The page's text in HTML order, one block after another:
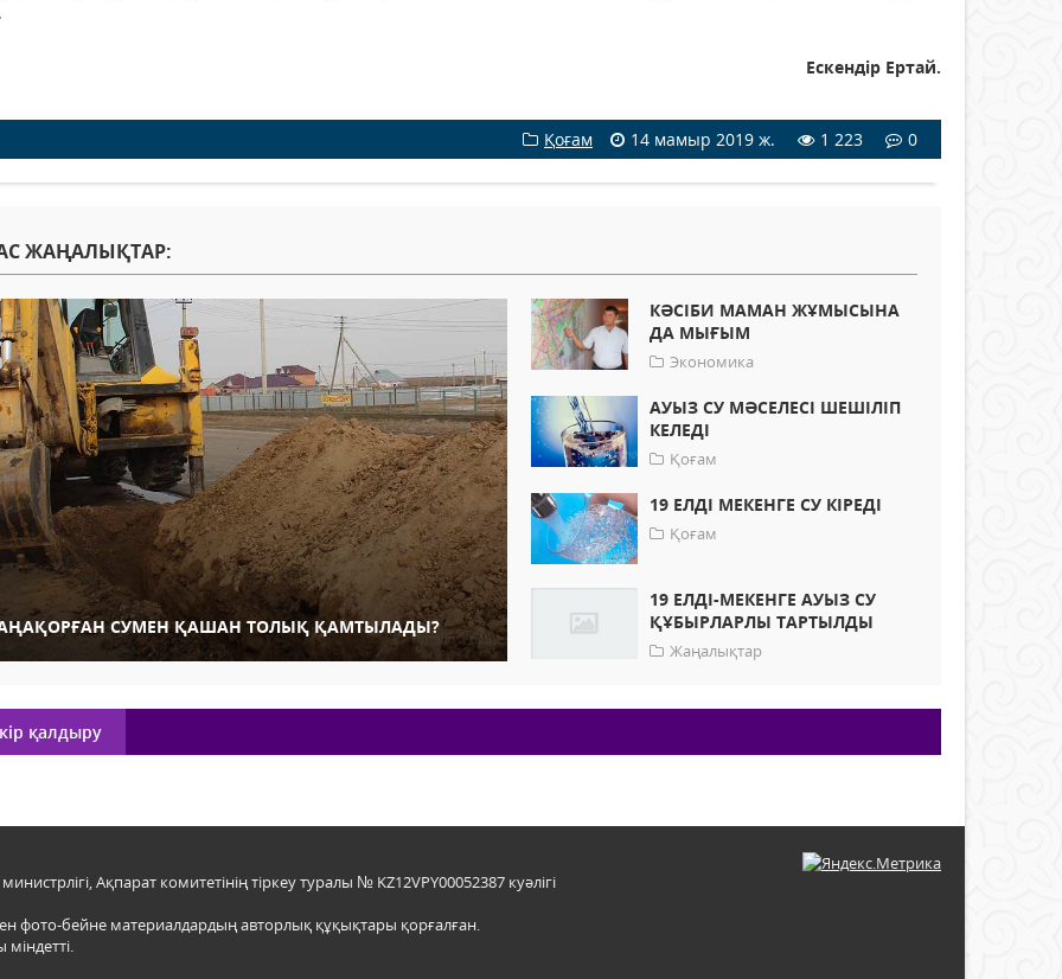
Ескендір Ертай.
Қоғам 14 мамыр 2019 ж. 1 223 0
ЖАҢАЛЫҚТАР:
СУМЕН ҚАШАН ТОЛЫҚ ҚАМТЫЛАДЫ?
КӘСІБИ МАМАН ЖҰМЫСЫНА
ДА МЫҒЫМ
Экономика
АУЫЗ СУ МӘСЕЛЕСІ ШЕШІЛІП
КЕЛЕДІ
Қоғам
19 ЕЛДІ МЕКЕНГЕ СУ КІРЕДІ
Қоғам
19 ЕЛДІ-МЕКЕНГЕ АУЫЗ СУ
ҚҰБЫРЛАРЛЫ ТАРТЫЛДЫ
Жаңалықтар
қалдыру
Ақпарат комитетінің тіркеу туралы № KZ12VPY00052387 куәлігі
фото-бейне материалдардың авторлық құқықтары қорғалған.